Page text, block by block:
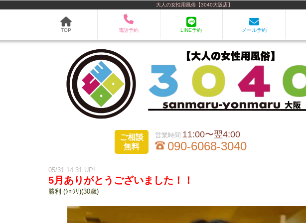
大人の女性用風俗【3040大阪店】
TOP 電話予約 LINE予約 メール予約
ご相談
無料
11:00〜翌4:00
090-6068-3040
05/31 14:31 UP!
5月ありがとうございました！！
勝利 (ｼｮｳﾘ)(30歳)